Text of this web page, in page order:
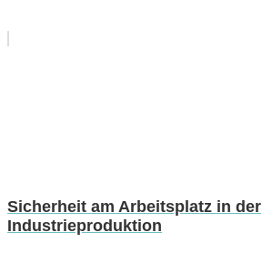
Sicherheit am Arbeitsplatz in der
Industrieproduktion